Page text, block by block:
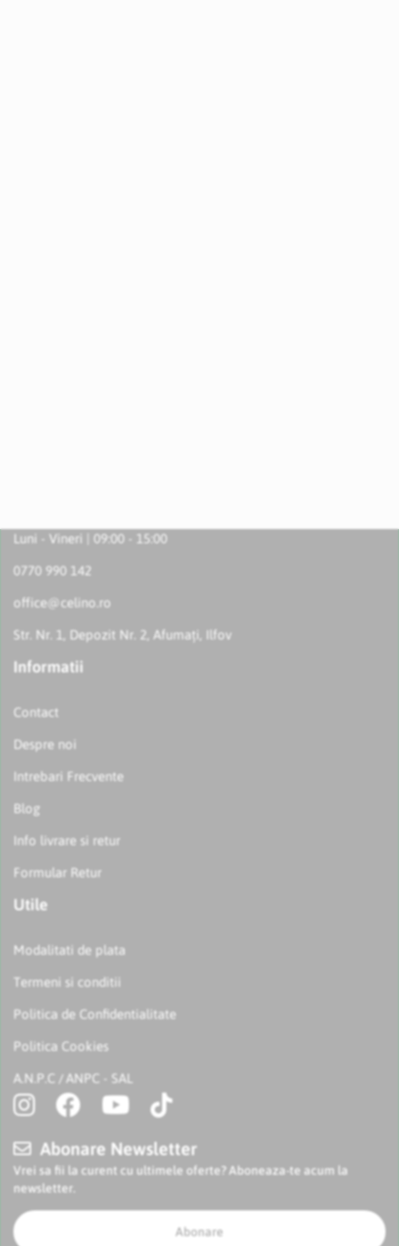
Luni - Vineri | 09:00 - 15:00
0770 990 142
office@celino.ro
Str. Nr. 1, Depozit Nr. 2, Afumați, Ilfov
Informatii
Contact
Despre noi
Intrebari Frecvente
Blog
Info livrare si retur
Formular Retur
Utile
Modalitati de plata
Termeni si conditii
Politica de Confidentialitate
Politica Cookies
A.N.P.C / ANPC - SAL
Abonare Newsletter
Vrei sa fii la curent cu ultimele oferte? Aboneaza-te acum la
newsletter.
Abonare